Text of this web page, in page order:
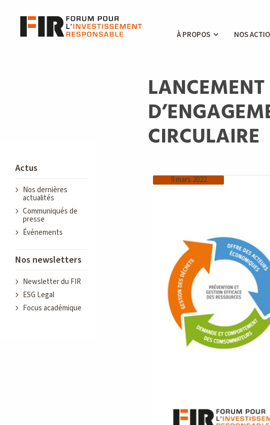
À PROPOS NOS
LANCEMENT
CIRCULAIRE
9 mars 2022
Actus
Nos dernières
actualités
Communiqués de
presse
Événements
Nos newsletters
Newsletter du FIR
ESG Legal
Focus académique